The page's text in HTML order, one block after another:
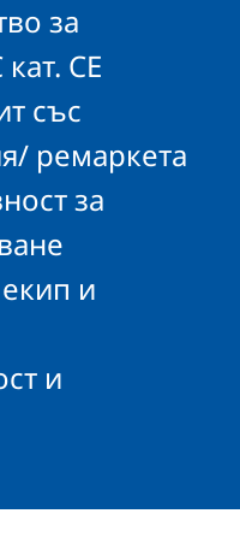
за
СЕ
със
ремаркета
за
и
и